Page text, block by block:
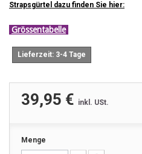
Strapsgürtel dazu finden Sie hier:
Grössentabelle
Lieferzeit: 3-4 Tage
39,95 € inkl. USt.
Menge